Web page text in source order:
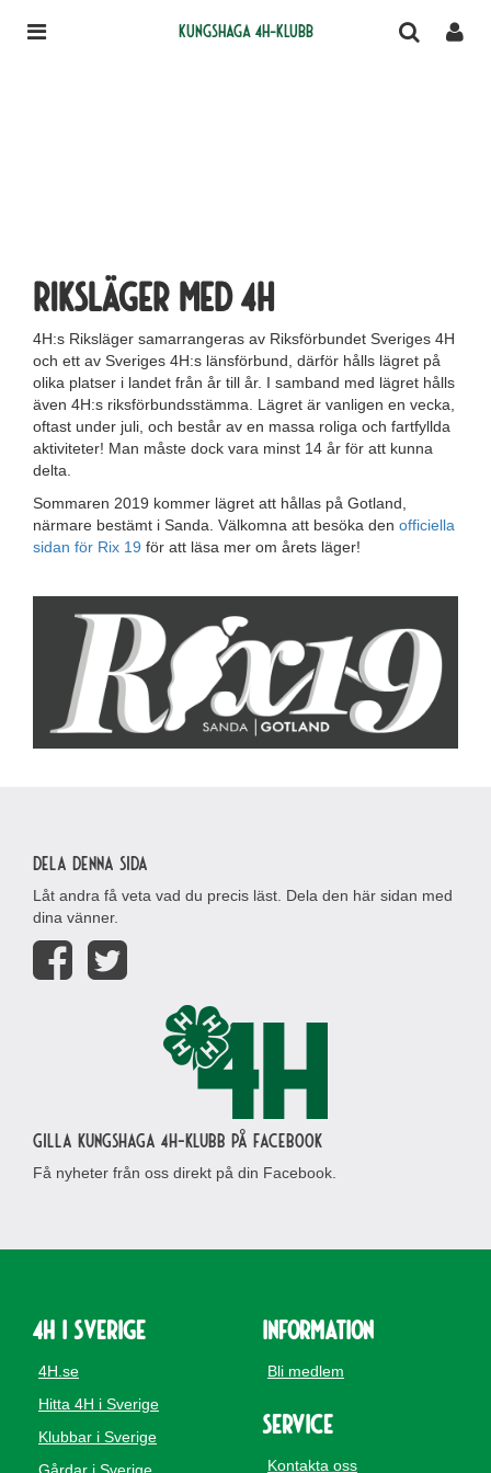
Kungshaga 4H-klubb
Riksläger med 4H
4H:s Riksläger samarrangeras av Riksförbundet Sveriges 4H
och ett av Sveriges 4H:s länsförbund, därför hålls lägret på
olika platser i landet från år till år. I samband med lägret hålls
även 4H:s riksförbundsstämma. Lägret är vanligen en vecka,
oftast under juli, och består av en massa roliga och fartfyllda
aktiviteter! Man måste dock vara minst 14 år för att kunna
delta.
Sommaren 2019 kommer lägret att hållas på Gotland,
närmare bestämt i Sanda. Välkomna att besöka den officiella
sidan för Rix 19 för att läsa mer om årets läger!
Dela denna sida
Låt andra få veta vad du precis läst. Dela den här sidan med
dina vänner.
Gilla Kungshaga 4H-klubb på Facebook
Få nyheter från oss direkt på din Facebook.
4H i Sverige
4H.se
Hitta 4H i Sverige
Klubbar i Sverige
Gårdar i Sverige
Information
Bli medlem
Service
Kontakta oss